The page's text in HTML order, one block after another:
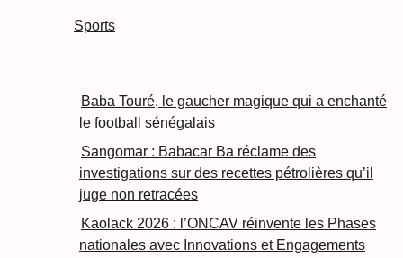
Sports
Baba Touré, le gaucher magique qui a enchanté
le football sénégalais
Sangomar : Babacar Ba réclame des
investigations sur des recettes pétrolières qu’il
juge non retracées
Kaolack 2026 : l’ONCAV réinvente les Phases
nationales avec Innovations et Engagements